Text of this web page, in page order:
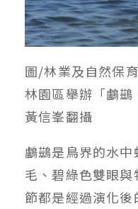
圖/林業及自然保
林園區舉辦「鸕
黃信峯翻攝
鸕鷀是鳥界的水
毛、碧綠色雙眼
節都是經過演化